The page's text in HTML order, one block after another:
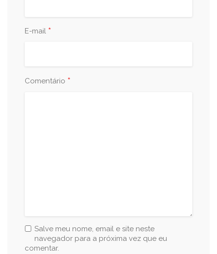
E-mail *
Comentário *
Salve meu nome, email e site neste
navegador para a próxima vez que eu
comentar.